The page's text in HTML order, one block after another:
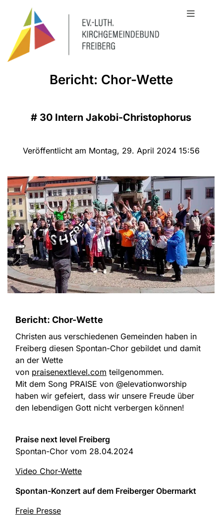
Bericht: Chor-Wette
# 30 Intern Jakobi-Christophorus
Veröffentlicht am Montag, 29. April 2024 15:56
Bericht: Chor-Wette
Christen aus verschiedenen Gemeinden haben in
Freiberg diesen Spontan-Chor gebildet und damit
an der Wette
von praisenextlevel.com teilgenommen.
Mit dem Song PRAISE von @elevationworship
haben wir gefeiert, dass wir unsere Freude über
den lebendigen Gott nicht verbergen können!
Praise next level Freiberg
Spontan-Chor vom 28.04.2024
Video Chor-Wette
Spontan-Konzert auf dem Freiberger Obermarkt
Freie Presse